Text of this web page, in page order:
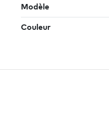
Modèle
Couleur